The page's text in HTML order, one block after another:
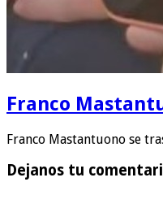
Franco
Franco Mastantuono se
Dejanos tu